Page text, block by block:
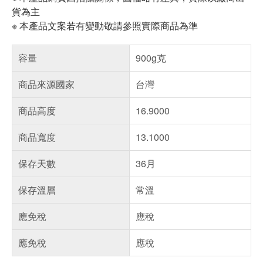
貨為主
※ 本產品文案若有變動敬請參照實際商品為準
容量
900g克
商品來源國家
台灣
商品高度
16.9000
商品寬度
13.1000
保存天數
36月
保存溫層
常溫
應免稅
應稅
應免稅
應稅